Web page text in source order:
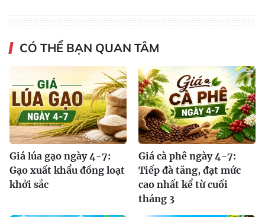
CÓ THỂ BẠN QUAN TÂM
Giá lúa gạo ngày 4-7:
Gạo xuất khẩu đồng loạt
khởi sắc
Giá cà phê ngày 4-7:
Tiếp đà tăng, đạt mức
cao nhất kể từ cuối
tháng 3